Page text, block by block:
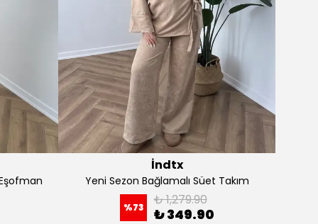
İndtx
Yeni Sezon Önü Bağlamalı Etekli Takım
%68 ₺ 1,399.90
₺ 449.90